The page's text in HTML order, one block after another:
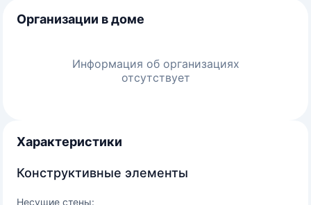
Организации в доме
Информация об организациях
отсутствует
Характеристики
Конструктивные элементы
Несущие стены: